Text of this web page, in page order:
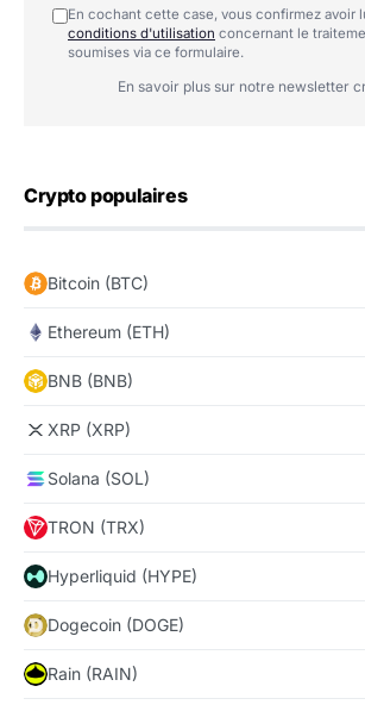
En cochant cette case, vous confirmez avoir
conditions d'utilisation concernant le
soumises via ce formulaire.
En savoir plus sur notre newsletter
Crypto populaires
Bitcoin (BTC)
Ethereum (ETH)
BNB (BNB)
XRP (XRP)
Solana (SOL)
TRON (TRX)
Hyperliquid (HYPE)
Dogecoin (DOGE)
Rain (RAIN)